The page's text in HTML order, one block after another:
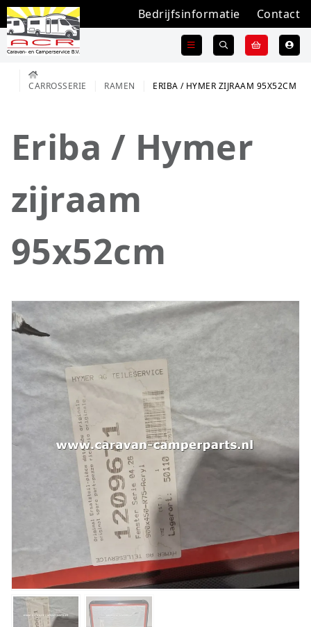
Bedrijfsinformatie Contact
CARROSSERIE RAMEN ERIBA / HYMER ZIJRAAM 95X52CM
Eriba / Hymer
zijraam
95x52cm